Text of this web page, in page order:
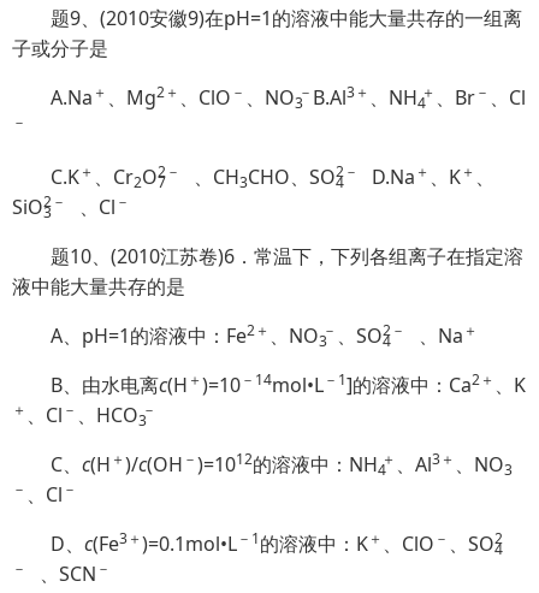
题9、(2010安徽9)在pH=1的溶液中能大量共存的一组离
子或分子是
A.Na ＋ 、Mg2＋ 、ClO － 、NO3 B.Al3＋ 、 NH4 、Br－ 、Cl
－
C.K＋ 、Cr2O7
2－ 、CH3CHO、SO4
2－ D.Na ＋ 、K＋ 、
SiO3
2－ 、Cl －
题10、(2010江苏卷)6．常温下，下列各组离子在指定溶
液中能大量共存的是
A、pH=1的溶液中：Fe2＋ 、NO3 、SO4
2－ 、Na ＋
B、由水电离c(H ＋)=10－14mol•L－1]的溶液中：Ca2＋ 、K
＋ 、Cl － 、HCO3
C、 c(H ＋)/c(OH －)=1012的溶液中： NH4 、Al3＋ 、NO3
、Cl －
D、 c(Fe3＋)=0.1mol•L－1的溶液中：K＋ 、ClO － 、SO4
2
－
、SCN －